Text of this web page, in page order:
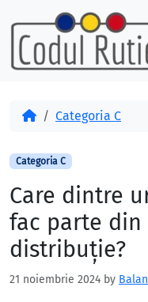
Skip to content
Skip to footer
AcasăCategoria C
Categoria C
Care dintre
fac parte din
distribuţie?
21 noiembrie 2024 by